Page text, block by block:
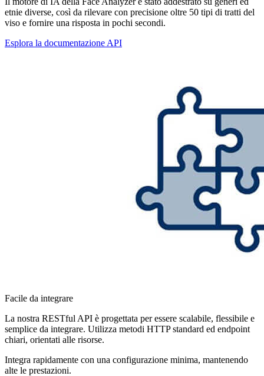
etnie diverse, così da rilevare con precisione oltre 50 tipi di tratti del
viso e fornire una risposta in pochi secondi.
Esplora la documentazione API
Facile da integrare
La nostra RESTful API è progettata per essere scalabile, flessibile e
semplice da integrare. Utilizza metodi HTTP standard ed endpoint
chiari, orientati alle risorse.
Integra rapidamente con una configurazione minima, mantenendo
alte le prestazioni.